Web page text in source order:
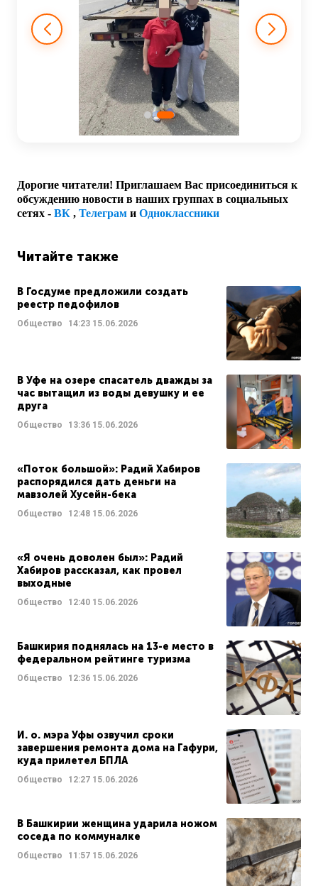
Дорогие читатели! Приглашаем Вас присоединиться к
обсуждению новости в наших группах в социальных
сетях - ВК , Телеграм и Одноклассники
Читайте также
В Госдуме предложили создать
реестр педофилов
Общество 14:23 15.06.2026
В Уфе на озере спасатель дважды за
час вытащил из воды девушку и ее
друга
Общество 13:36 15.06.2026
«Поток большой»: Радий Хабиров
распорядился дать деньги на
мавзолей Хусейн-бека
Общество 12:48 15.06.2026
«Я очень доволен был»: Радий
Хабиров рассказал, как провел
выходные
Общество 12:40 15.06.2026
Башкирия поднялась на 13-е место в
федеральном рейтинге туризма
Общество 12:36 15.06.2026
И. о. мэра Уфы озвучил сроки
завершения ремонта дома на Гафури,
куда прилетел БПЛА
Общество 12:27 15.06.2026
В Башкирии женщина ударила ножом
соседа по коммуналке
Общество 11:57 15.06.2026